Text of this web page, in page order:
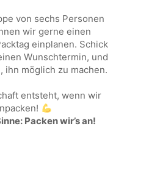
von sechs Personen
wir gerne einen
einplanen. Schick
Wunschtermin, und
ihn möglich zu machen.
entsteht, wenn wir
Packen wir’s an!